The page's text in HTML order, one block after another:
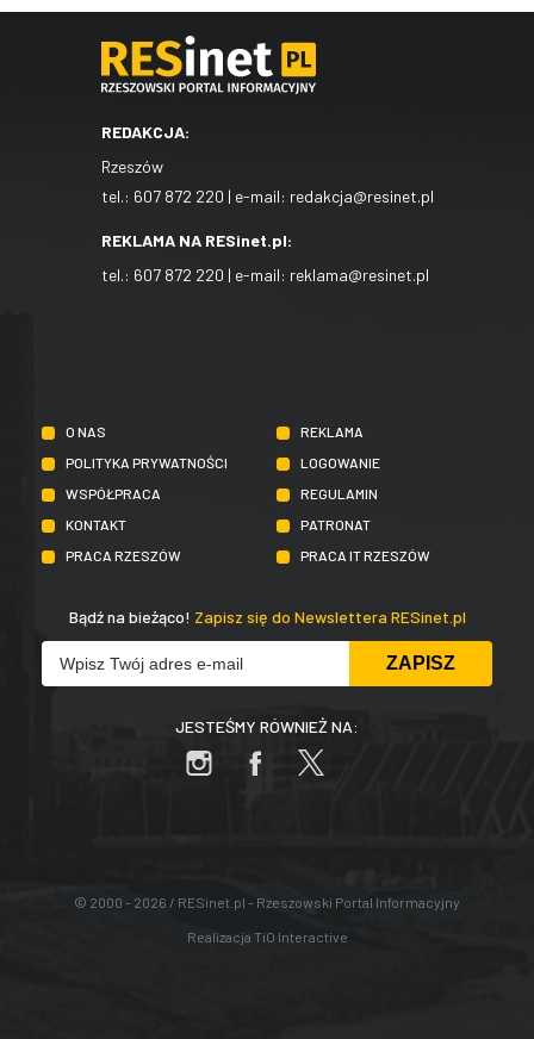
REDAKCJA:
Rzeszów
tel.: 607 872 220 | e-mail: redakcja@resinet.pl
REKLAMA NA RESinet.pl:
tel.: 607 872 220 | e-mail: reklama@resinet.pl
O NAS
REKLAMA
POLITYKA PRYWATNOŚCI
LOGOWANIE
WSPÓŁPRACA
REGULAMIN
KONTAKT
PATRONAT
PRACA RZESZÓW
PRACA IT RZESZÓW
Bądź na bieżąco! Zapisz się do Newslettera RESinet.pl
JESTEŚMY RÓWNIEŻ NA:
© 2000 - 2026 / RESinet.pl - Rzeszowski Portal Informacyjny
Realizacja TiO Interactive